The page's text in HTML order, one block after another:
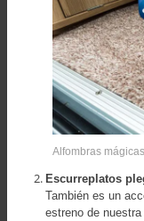
Alfombras
Escurreplatos
También es un
estreno de